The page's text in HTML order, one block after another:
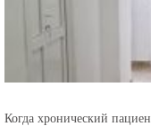
Когда хронический